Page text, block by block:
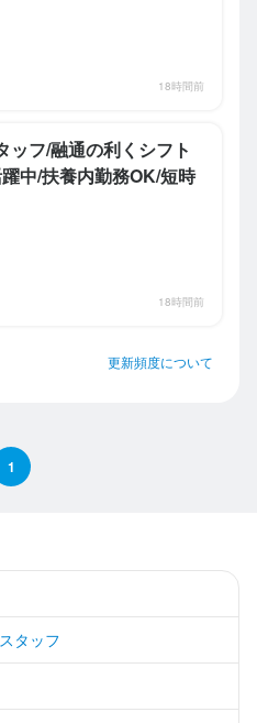
18時間前
ッフ/融通の利くシフト
中/扶養内勤務OK/短時
18時間前
更新頻度について
1
タッフ